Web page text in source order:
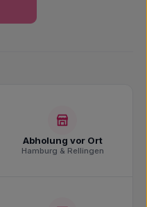
Abholung vor Ort
Hamburg & Rellingen